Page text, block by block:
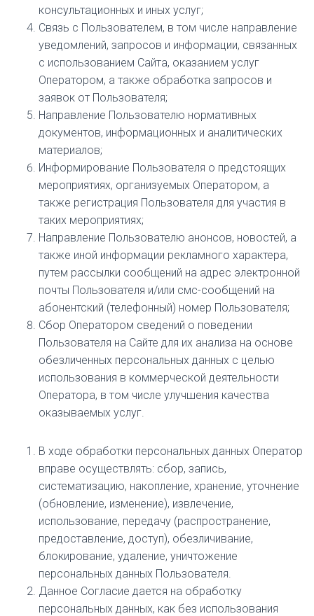
консультационных и иных услуг;
Связь с Пользователем, в том числе направление
уведомлений, запросов и информации, связанных
с использованием Сайта, оказанием услуг
Оператором, а также обработка запросов и
заявок от Пользователя;
Направление Пользователю нормативных
документов, информационных и аналитических
материалов;
Информирование Пользователя о предстоящих
мероприятиях, организуемых Оператором, а
также регистрация Пользователя для участия в
таких мероприятиях;
Направление Пользователю анонсов, новостей, а
также иной информации рекламного характера,
путем рассылки сообщений на адрес электронной
почты Пользователя и/или смс-сообщений на
абонентский (телефонный) номер Пользователя;
Сбор Оператором сведений о поведении
Пользователя на Сайте для их анализа на основе
обезличенных персональных данных с целью
использования в коммерческой деятельности
Оператора, в том числе улучшения качества
оказываемых услуг.
В ходе обработки персональных данных Оператор
вправе осуществлять: сбор, запись,
систематизацию, накопление, хранение, уточнение
(обновление, изменение), извлечение,
использование, передачу (распространение,
предоставление, доступ), обезличивание,
блокирование, удаление, уничтожение
персональных данных Пользователя.
Данное Согласие дается на обработку
персональных данных, как без использования